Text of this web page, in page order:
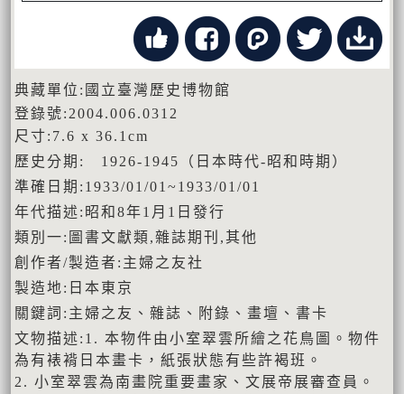
典藏單位:國立臺灣歷史博物館
登錄號:2004.006.0312
尺寸:7.6 x 36.1cm
歷史分期: 1926-1945（日本時代-昭和時期）
準確日期:1933/01/01~1933/01/01
年代描述:昭和8年1月1日發行
類別一:圖書文獻類,雜誌期刊,其他
創作者/製造者:主婦之友社
製造地:日本東京
關鍵詞:主婦之友、雜誌、附錄、畫壇、書卡
文物描述:1. 本物件由小室翠雲所繪之花鳥圖。物件
為有裱褙日本畫卡，紙張狀態有些許褐班。
2. 小室翠雲為南畫院重要畫家、文展帝展審查員。